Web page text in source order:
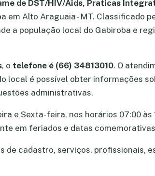
de DST/HIV/Aids, Praticas
em Alto Araguaia - MT. Classificado
a população local do Gabiroba e
, o telefone é (66) 34813010. O
local é possível obter informações
administrativas.
e Sexta-feira, nos horários 07:00 às
em feriados e datas
de cadastro, serviços, profissionais,